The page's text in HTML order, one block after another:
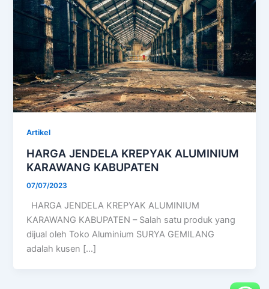
Artikel
HARGA JENDELA KREPYAK ALUMINIUM
KARAWANG KABUPATEN
07/07/2023
HARGA JENDELA KREPYAK ALUMINIUM
KARAWANG KABUPATEN – Salah satu produk yang
dijual oleh Toko Aluminium SURYA GEMILANG
adalah kusen […]